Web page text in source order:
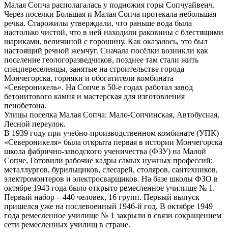
Малая Сопча располагалась у подножия горы Сопчуайвенч.
Через поселки Большая и Малая Сопча протекала небольшая
речка. Старожилы утверждали, что раньше вода была
настолько чистой, что в ней находили раковины с блестящими
шариками, величиной с горошину. Как оказалось, это был
настоящий речной жемчуг. Сначала посёлки возникли как
поселение геологоразведчиков, позднее там стали жить
спецпереселенцы, занятые на строительстве города
Мончегорска, горняки и обогатители комбината
«Североникель». На Сопче в 50-е годах работал завод
бетонитового камня и мастерская для изготовления
пенобетона.
Улицы поселка Малая Сопча: Мало-Сопчинская, Автобусная,
Лесной переулок.
В 1939 году при учебно-производственном комбинате (УПК)
«Североникеля» была открыта первая в истории Мончегорска
школа фабрично-заводского ученичества (ФЗУ) на Малой
Сопче, Готовили рабочие кадры самых нужных профессий:
металлургов, бурильщиков, слесарей, столяров, сантехников,
электромонтеров и электросварщиков. На базе школы ФЗО в
октябре 1943 года было открыто ремесленное училище № 1.
Первый набор – 440 человек, 16 групп. Первый выпуск
пришелся уже на послевоенный 1946-й год. В октябре 1949
года ремесленное училище № 1 закрыли в связи сокращением
сети ремесленных училищ в стране.